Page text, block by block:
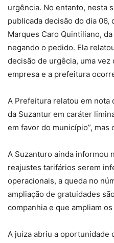
urgência. No entanto, nesta
publicada decisão do dia 06,
Marques Caro Quintiliano,
negando o pedido. Ela
decisão de urgêcia, uma
empresa e a prefeitura
A Prefeitura relatou em nota
da Suzantur em caráter
em favor do município”,
A Suzanturo ainda informou
reajustes tarifários serem
operacionais, a queda no
ampliação de gratuidades
companhia e que ampliam
A juíza abriu a oportunidade